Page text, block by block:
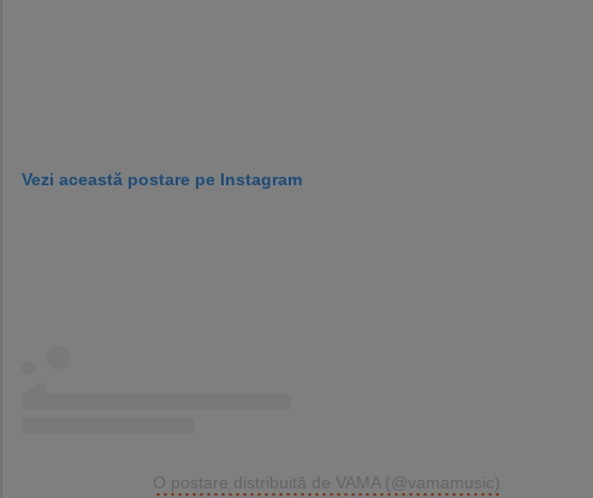
Vezi această postare pe Instagram
O postare distribuită de VAMA (@vamamusic)